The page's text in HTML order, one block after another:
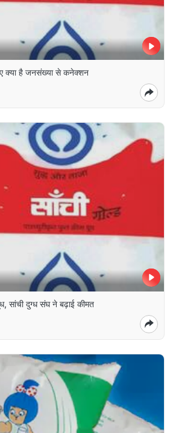
क्या है जनसंख्या से कनेक्शन
सांची दुग्ध संघ ने बढ़ाई कीमत